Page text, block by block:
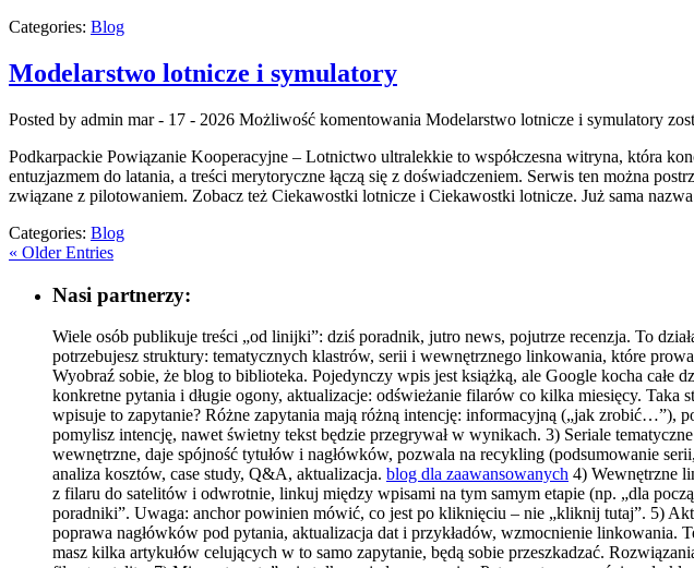
Categories: Blog
Modelarstwo lotnicze i symulatory
Posted by admin mar - 17 - 2026 Możliwość komentowania Modelarstwo lotnicze i symulatory
Podkarpackie Powiązanie Kooperacyjne – Lotnictwo ultralekkie to współczesna witryna, która
entuzjazmem do latania, a treści merytoryczne łączą się z doświadczeniem. Serwis ten można
związane z pilotowaniem. Zobacz też Ciekawostki lotnicze i Ciekawostki lotnicze. Już sama
Categories: Blog
« Older Entries
Nasi partnerzy:
Wiele osób publikuje treści „od linijki”: dziś poradnik, jutro news, pojutrze recenzja. To
potrzebujesz struktury: tematycznych klastrów, serii i wewnętrznego linkowania, które
Wyobraź sobie, że blog to biblioteka. Pojedynczy wpis jest książką, ale Google kocha całe
konkretne pytania i długie ogony, aktualizacje: odświeżanie filarów co kilka miesięcy.
wpisuje to zapytanie? Różne zapytania mają różną intencję: informacyjną („jak
pomylisz intencję, nawet świetny tekst będzie przegrywał w wynikach. 3) Seriale
wewnętrzne, daje spójność tytułów i nagłówków, pozwala na recykling (podsumowanie
analiza kosztów, case study, Q&A, aktualizacja. blog dla zaawansowanych 4) Wewnętrzne
z filaru do satelitów i odwrotnie, linkuj między wpisami na tym samym etapie (np. „dla
poradniki”. Uwaga: anchor powinien mówić, co jest po kliknięciu – nie „kliknij tutaj”. 5)
poprawa nagłówków pod pytania, aktualizacja dat i przykładów, wzmocnienie
masz kilka artykułów celujących w to samo zapytanie, będą sobie przeszkadzać.